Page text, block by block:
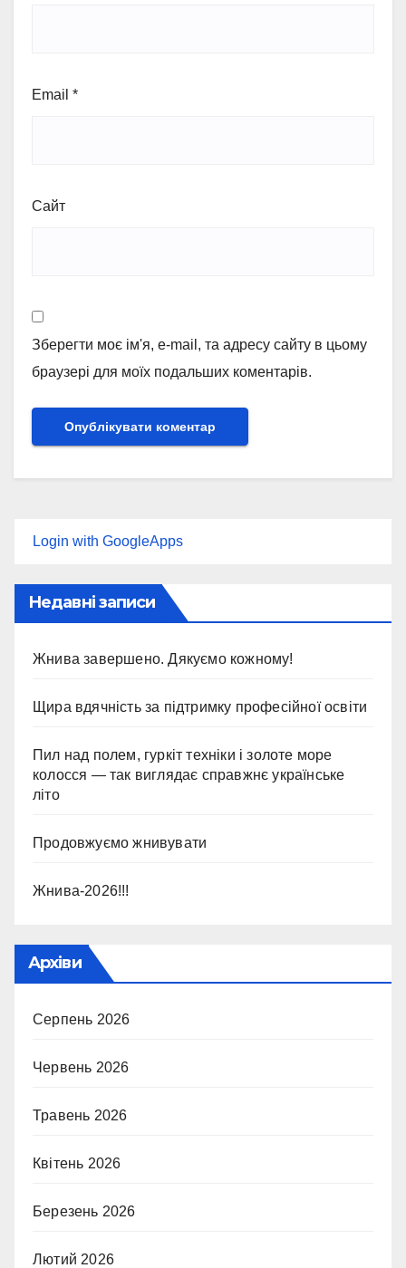
Email *
Сайт
Зберегти моє ім'я, e-mail, та адресу сайту в цьому
браузері для моїх подальших коментарів.
Login with GoogleApps
Недавні записи
Жнива завершено. Дякуємо кожному!
Щира вдячність за підтримку професійної освіти
Пил над полем, гуркіт техніки і золоте море
колосся — так виглядає справжнє українське
літо
Продовжуємо жнивувати
Жнива-2026!!!
Архіви
Серпень 2026
Червень 2026
Травень 2026
Квітень 2026
Березень 2026
Лютий 2026